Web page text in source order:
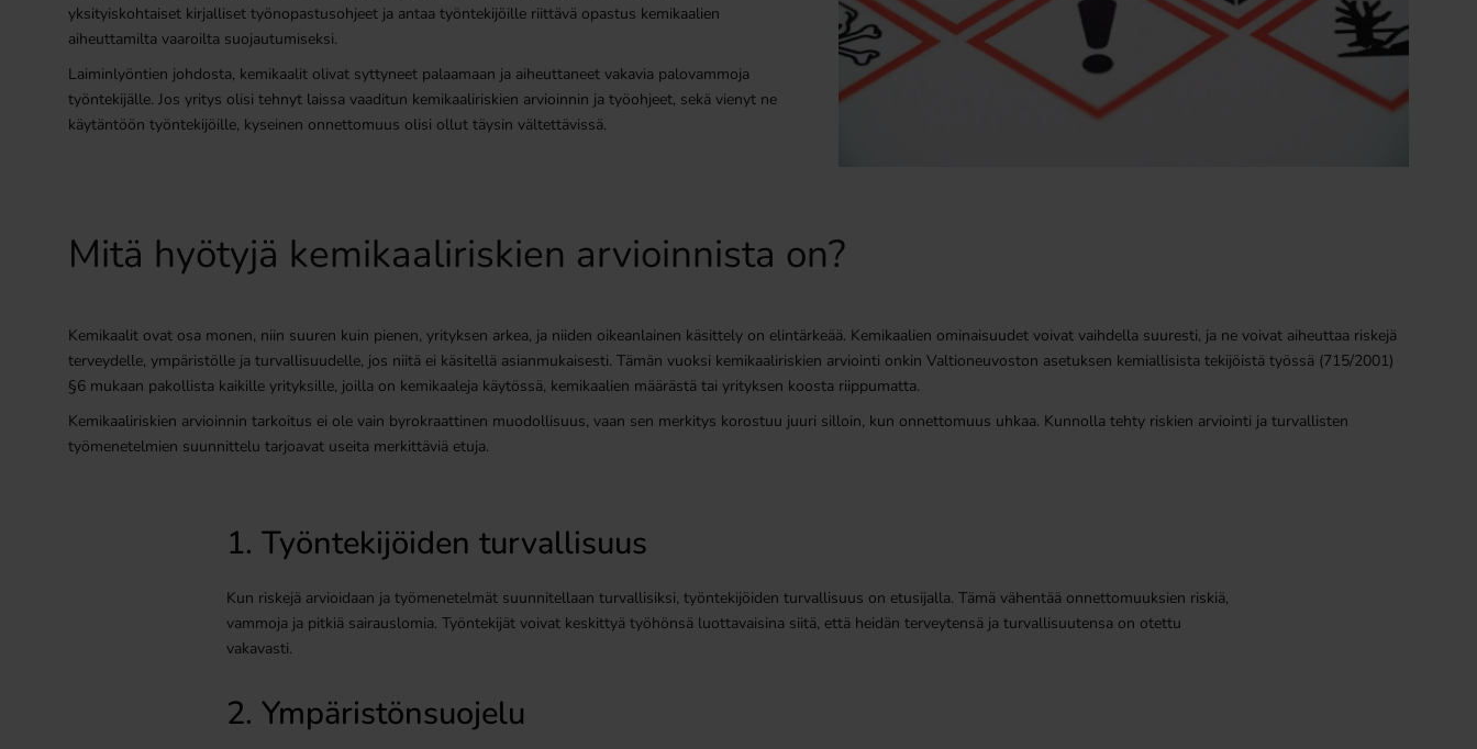
yksityiskohtaiset kirjalliset työnopastusohjeet ja antaa työntekijöille riittävä opastus kemikaalien
aiheuttamilta vaaroilta suojautumiseksi.
Laiminlyöntien johdosta, kemikaalit olivat syttyneet palaamaan ja aiheuttaneet vakavia palovammoja
työntekijälle. Jos yritys olisi tehnyt laissa vaaditun kemikaaliriskien arvioinnin ja työohjeet, sekä vienyt ne
käytäntöön työntekijöille, kyseinen onnettomuus olisi ollut täysin vältettävissä.
Mitä hyötyjä kemikaaliriskien arvioinnista on?
Kemikaalit ovat osa monen, niin suuren kuin pienen, yrityksen arkea, ja niiden oikeanlainen käsittely on elintärkeää. Kemikaalien ominaisuudet voivat vaihdella suuresti, ja ne voivat aiheuttaa riskejä
terveydelle, ympäristölle ja turvallisuudelle, jos niitä ei käsitellä asianmukaisesti. Tämän vuoksi kemikaaliriskien arviointi onkin Valtioneuvoston asetuksen kemiallisista tekijöistä työssä (715/2001)
§6 mukaan pakollista kaikille yrityksille, joilla on kemikaaleja käytössä, kemikaalien määrästä tai yrityksen koosta riippumatta.
Kemikaaliriskien arvioinnin tarkoitus ei ole vain byrokraattinen muodollisuus, vaan sen merkitys korostuu juuri silloin, kun onnettomuus uhkaa. Kunnolla tehty riskien arviointi ja turvallisten
työmenetelmien suunnittelu tarjoavat useita merkittäviä etuja.
1. Työntekijöiden turvallisuus
Kun riskejä arvioidaan ja työmenetelmät suunnitellaan turvallisiksi, työntekijöiden turvallisuus on etusijalla. Tämä vähentää onnettomuuksien riskiä,
vammoja ja pitkiä sairauslomia. Työntekijät voivat keskittyä työhönsä luottavaisina siitä, että heidän terveytensä ja turvallisuutensa on otettu
vakavasti.
2. Ympäristönsuojelu